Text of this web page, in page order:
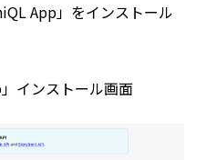
App」をインストール
インストール画面